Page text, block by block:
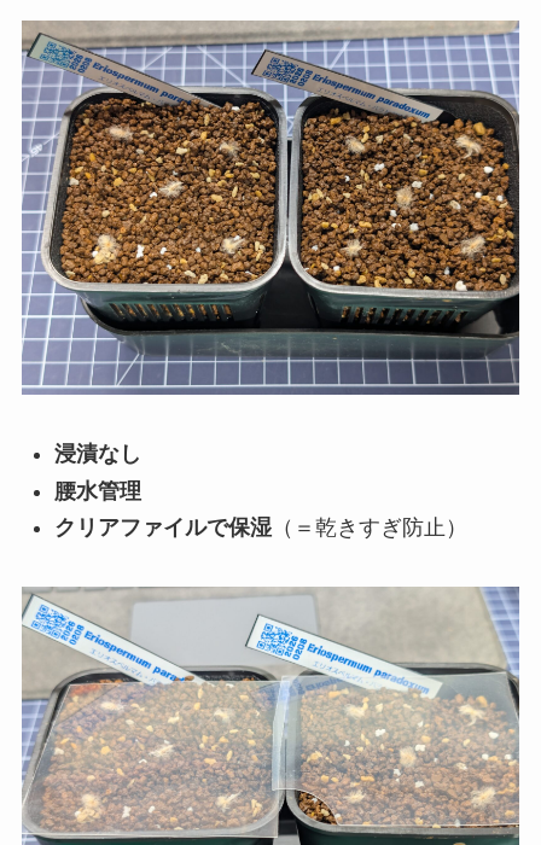
浸漬なし
腰水管理
クリアファイルで保湿（＝乾きすぎ防止）